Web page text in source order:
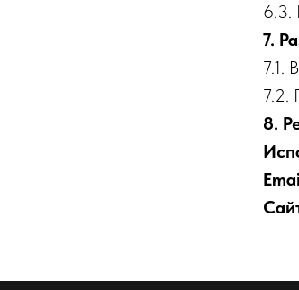
6.3.
7.
7.1.
7.2.
8.